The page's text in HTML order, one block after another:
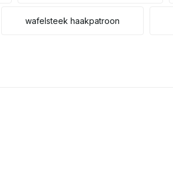
wafelsteek haakpatroon